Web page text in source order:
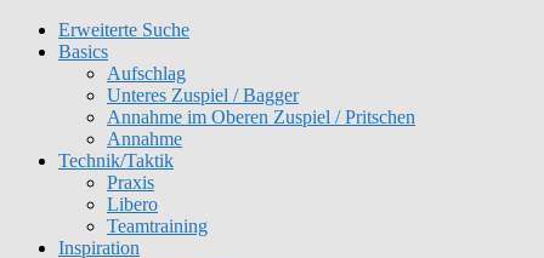
Erweiterte Suche
Basics
Aufschlag
Unteres Zuspiel / Bagger
Annahme im Oberen Zuspiel / Pritschen
Annahme
Technik/Taktik
Praxis
Libero
Teamtraining
Inspiration
Get 30% off your first purchase